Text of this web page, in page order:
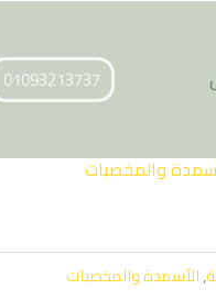
01093213737
والمخصبات
,الأسمدة والمخصبات